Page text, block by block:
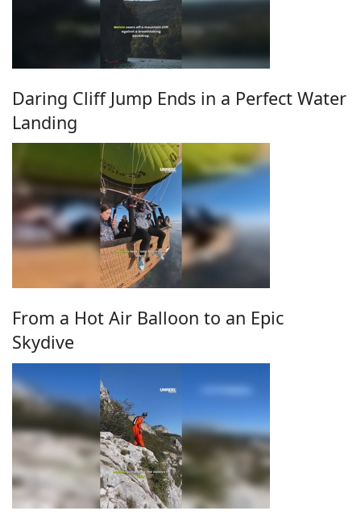
Daring Cliff Jump Ends in a Perfect Water
Landing
From a Hot Air Balloon to an Epic
Skydive